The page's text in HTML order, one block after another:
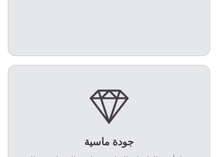
جودة ماسية